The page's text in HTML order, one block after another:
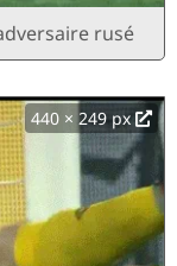
rusé
440 × 249 px